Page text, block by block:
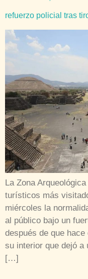
refuerzo policial tras
La Zona
turísticos más
miércoles la
al público bajo un
después de que
su interior que dejó a
[…]